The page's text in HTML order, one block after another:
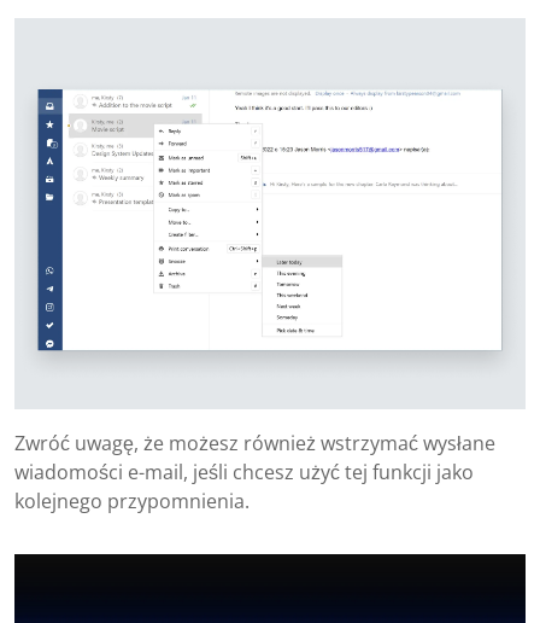
Zwróć uwagę, że możesz również wstrzymać wysłane
wiadomości e-mail, jeśli chcesz użyć tej funkcji jako
kolejnego przypomnienia.